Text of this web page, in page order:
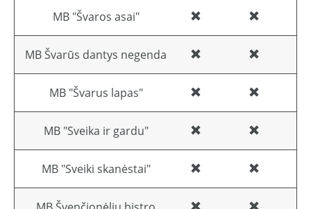
MB "Švaros asai"
MB Švarūs dantys negenda
MB "Švarus lapas"
MB "Sveika ir gardu"
MB "Sveiki skanėstai"